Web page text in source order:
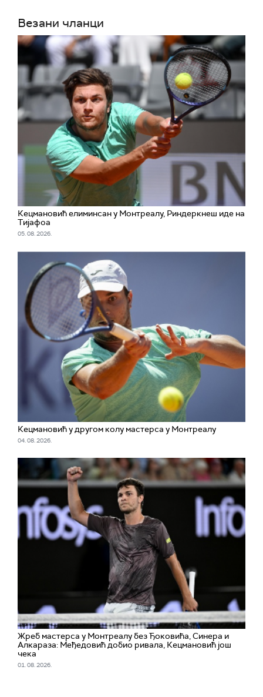
Везани чланци
Кецмановић елиминсан у Монтреалу, Риндеркнеш иде на
Тијафоа
05. 08. 2026.
Кецмановић у другом колу мастерса у Монтреалу
04. 08. 2026.
Жреб мастерса у Монтреалу без Ђоковића, Синера и
Алкараза: Међедовић добио ривала, Кецмановић још
чека
01. 08. 2026.